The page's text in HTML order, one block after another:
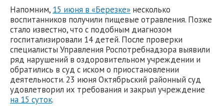
Напомним, 15 июня в «Березке» несколько
воспитанников получили пищевые отравления. Позже
стало известно, что с подобным диагнозом
госпитализировали 14 детей. После проверки
специалисты Управления Роспотребнадзора выявили
ряд нарушений в оздоровительном учреждении и
обратились в суд с иском о приостановлении
деятельности. 23 июня Октябрьский районный суд
удовлетворил их требования и закрыл учреждение
на 15 суток.